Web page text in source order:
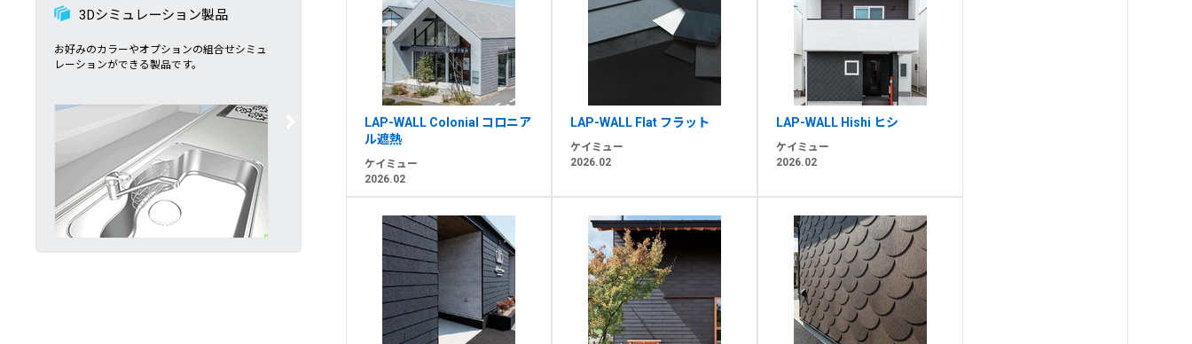
3Dシミュレーション製品
お好みのカラーやオプションの組合せシミュ
レーションができる製品です。
LAP-WALL Colonial コロニア
ル遮熱
ケイミュー
2026.02
LAP-WALL Flat フラット
ケイミュー
2026.02
LAP-WALL Hishi ヒシ
ケイミュー
2026.02